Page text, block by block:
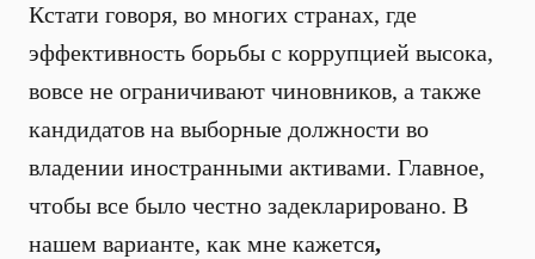
Кстати говоря, во многих странах, где
эффективность борьбы с коррупцией высока,
вовсе не ограничивают чиновников, а также
кандидатов на выборные должности во
владении иностранными активами. Главное,
чтобы все было честно задекларировано. В
нашем варианте, как мне кажется,